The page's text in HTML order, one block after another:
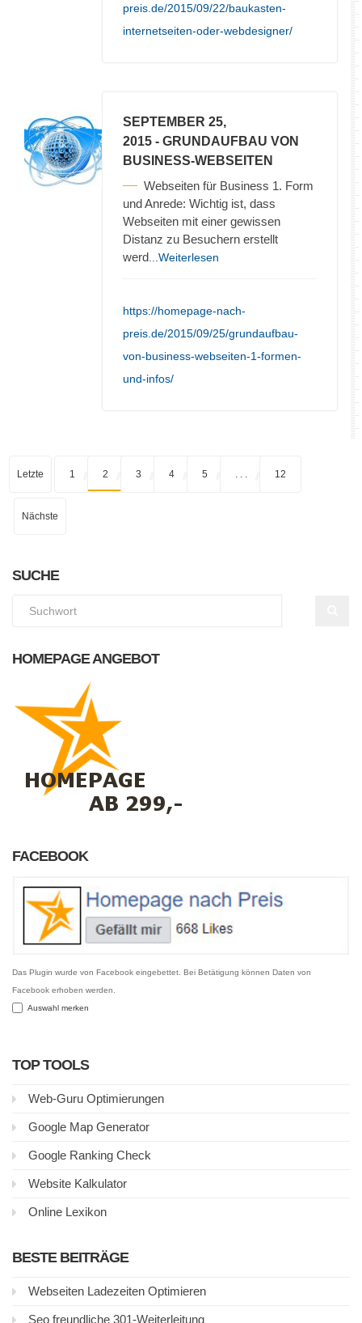
preis.de/2015/09/22/baukasten-
internetseiten-oder-webdesigner/
SEPTEMBER 25,
2015 - GRUNDAUFBAU VON
BUSINESS-WEBSEITEN
Webseiten für Business 1. Form
und Anrede: Wichtig ist, dass
Webseiten mit einer gewissen
Distanz zu Besuchern erstellt
werd ...Weiterlesen
https://homepage-nach-
preis.de/2015/09/25/grundaufbau-
von-business-webseiten-1-formen-
und-infos/
Letzte 1 2 3 4 5 12
Nächste
SUCHE
HOMEPAGE ANGEBOT
FACEBOOK
Das Plugin wurde von Facebook eingebettet. Bei Betätigung können Daten von
Facebook erhoben werden.
Auswahl merken
TOP TOOLS
Web-Guru Optimierungen
Google Map Generator
Google Ranking Check
Website Kalkulator
Online Lexikon
BESTE BEITRÄGE
Webseiten Ladezeiten Optimieren
Seo freundliche 301-Weiterleitung